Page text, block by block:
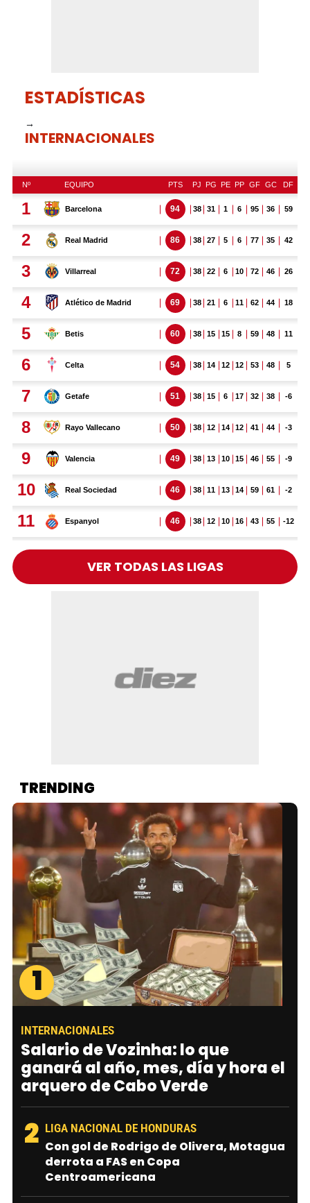
ESTADÍSTICAS
→
INTERNACIONALES
VER TODAS LAS LIGAS
TRENDING
1
INTERNACIONALES
Salario de Vozinha: lo que
ganará al año, mes, día y hora el
arquero de Cabo Verde
2 LIGA NACIONAL DE HONDURAS
Con gol de Rodrigo de Olivera, Motagua
derrota a FAS en Copa
Centroamericana